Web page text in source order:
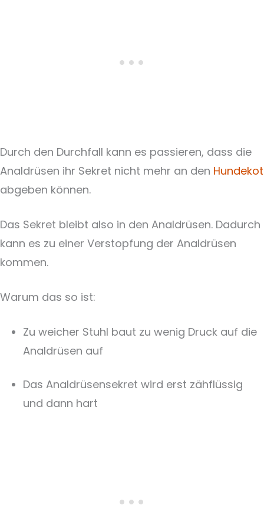
Durch den Durchfall kann es passieren, dass die
Analdrüsen ihr Sekret nicht mehr an den Hundekot
abgeben können.
Das Sekret bleibt also in den Analdrüsen. Dadurch
kann es zu einer Verstopfung der Analdrüsen
kommen.
Warum das so ist:
Zu weicher Stuhl baut zu wenig Druck auf die
Analdrüsen auf
Das Analdrüsensekret wird erst zähflüssig
und dann hart